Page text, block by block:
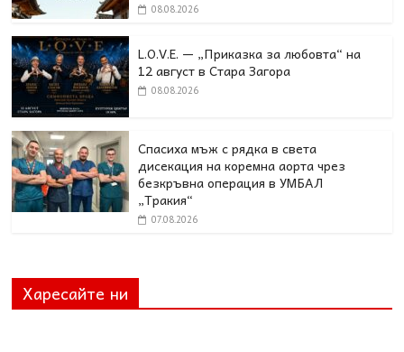
08.08.2026
L.O.V.E. — „Приказка за любовта“ на
12 август в Стара Загора
08.08.2026
Спасиха мъж с рядка в света
дисекация на коремна аорта чрез
безкръвна операция в УМБАЛ
„Тракия“
07.08.2026
Харесайте ни